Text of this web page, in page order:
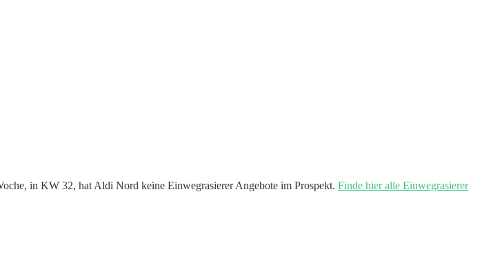
in KW 32, hat Aldi Nord keine Einwegrasierer Angebote im Prospekt. Finde hier alle Einwegrasierer